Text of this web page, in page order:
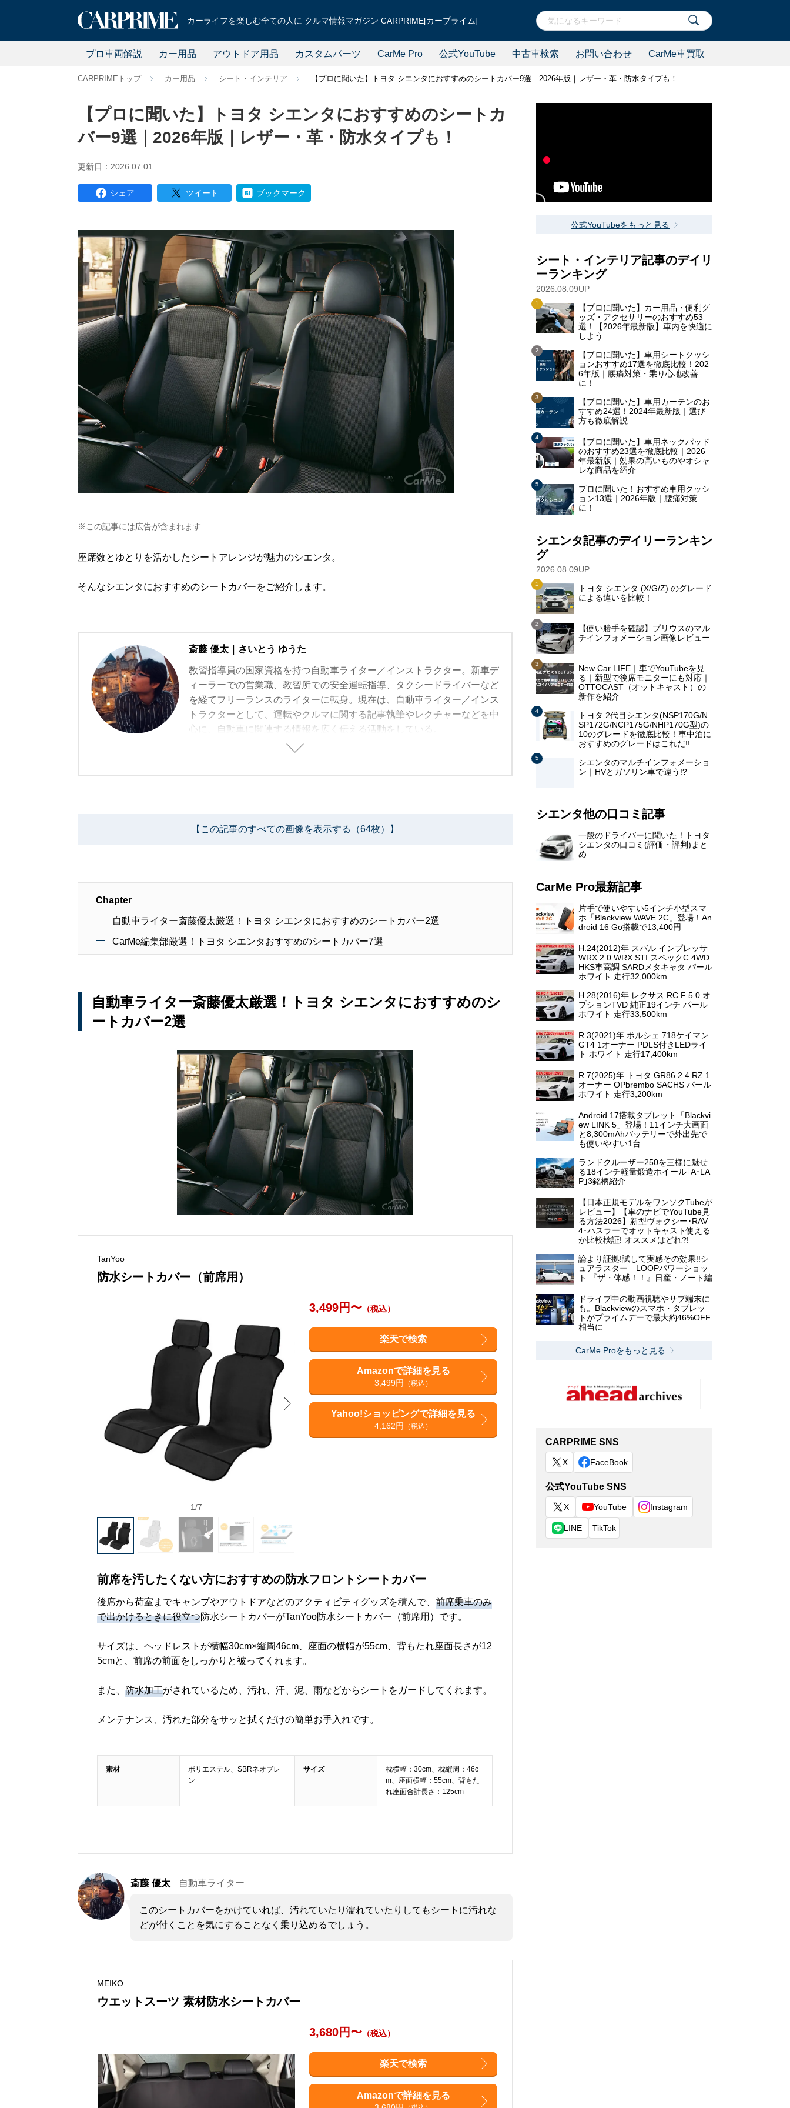
カーライフを楽しむ全ての人に クルマ情報マガジン CARPRIME[カープライム]
プロ車両解説 カー用品 アウトドア用品 カスタムパーツ CarMe Pro 公式YouTube 中古車検索 お問い合わせ CarMe車買取
CARPRIMEトップ カー用品 シート・インテリア 【プロに聞いた】トヨタ シエンタにおすすめのシートカバー9選｜2026年版｜レザー・革・防水タイプも！
【プロに聞いた】トヨタ シエンタにおすすめのシートカ
バー9選｜2026年版｜レザー・革・防水タイプも！
更新日：2026.07.01
シェア ツイート ブックマーク
※この記事には広告が含まれます
座席数とゆとりを活かしたシートアレンジが魅力のシエンタ。
そんなシエンタにおすすめのシートカバーをご紹介します。
斎藤 優太｜さいとう ゆうた
教習指導員の国家資格を持つ自動車ライター／インストラクター。新車デ
ィーラーでの営業職、教習所での安全運転指導、タクシードライバーなど
を経てフリーランスのライターに転身。現在は、自動車ライター／インス
トラクターとして、運転やクルマに関する記事執筆やレクチャーなどを中
心に、自動車に関連する情報を広く伝える活動をしている。
【この記事のすべての画像を表示する（64枚）】
Chapter
自動車ライター斎藤優太厳選！トヨタ シエンタにおすすめのシートカバー2選
CarMe編集部厳選！トヨタ シエンタおすすめのシートカバー7選
自動車ライター斎藤優太厳選！トヨタ シエンタにおすすめのシ
ートカバー2選
TanYoo
防水シートカバー（前席用）
1/7
3,499円〜 （税込）
楽天で検索
Amazonで詳細を見る
3,499円 （税込）
Yahoo!ショッピングで詳細を見る
4,162円 （税込）
前席を汚したくない方におすすめの防水フロントシートカバー
後席から荷室までキャンプやアウトドアなどのアクティビティグッズを積んで、 前席乗車のみ
で出かけるときに役立つ防水シートカバーがTanYoo防水シートカバー（前席用）です。
サイズは、ヘッドレストが横幅30cm×縦周46cm、座面の横幅が55cm、背もたれ座面長さが12
5cmと、前席の前面をしっかりと被ってくれます。
また、 防水加工がされているため、汚れ、汗、泥、雨などからシートをガードしてくれます。
メンテナンス、汚れた部分をサッと拭くだけの簡単お手入れです。
素材
ポリエステル、SBRネオブレ
ン
‎サイズ
枕横幅：30cm、枕縦周：46c
m、座面横幅：55cm、背もた
れ座面合計長さ：125cm
斎藤 優太 自動車ライター
このシートカバーをかけていれば、汚れていたり濡れていたりしてもシートに汚れな
どが付くことを気にすることなく乗り込めるでしょう。
MEIKO
ウエットスーツ 素材防水シートカバー
3,680円〜 （税込）
楽天で検索
Amazonで詳細を見る
公式YouTubeをもっと見る
シート・インテリア記事のデイリ
ーランキング
2026.08.09UP
【プロに聞いた】カー用品・便利グ
ッズ・アクセサリーのおすすめ53
選！【2026年最新版】車内を快適に
しよう
【プロに聞いた】車用シートクッシ
ョンおすすめ17選を徹底比較！202
6年版｜腰痛対策・乗り心地改善
に！
【プロに聞いた】車用カーテンのお
すすめ24選！2024年最新版｜選び
方も徹底解説
【プロに聞いた】車用ネックパッド
のおすすめ23選を徹底比較｜2026
年最新版｜効果の高いものやオシャ
レな商品を紹介
プロに聞いた！おすすめ車用クッシ
ョン13選｜2026年版｜腰痛対策
に！
シエンタ記事のデイリーランキン
グ
2026.08.09UP
トヨタ シエンタ (X/G/Z) のグレード
による違いを比較！
【使い勝手を確認】プリウスのマル
チインフォメーション画像レビュー
New Car LIFE｜車でYouTubeを見
る｜新型で後席モニターにも対応｜
OTTOCAST（オットキャスト）の
新作を紹介
トヨタ 2代目シエンタ(NSP170G/N
SP172G/NCP175G/NHP170G型)の
10のグレードを徹底比較！車中泊に
おすすめのグレードはこれだ!!
シエンタのマルチインフォメーショ
ン｜HVとガソリン車で違う!?
シエンタ他の口コミ記事
一般のドライバーに聞いた！トヨタ
シエンタの口コミ(評価・評判)まと
め
CarMe Pro最新記事
片手で使いやすい5インチ小型スマ
ホ「Blackview WAVE 2C」登場！An
droid 16 Go搭載で13,400円
H.24(2012)年 スバル インプレッサ
WRX 2.0 WRX STI スペックC 4WD
HKS車高調 SARDメタキャタ パール
ホワイト 走行32,000km
H.28(2016)年 レクサス RC F 5.0 オ
プションTVD 純正19インチ パール
ホワイト 走行33,500km
R.3(2021)年 ポルシェ 718ケイマン
GT4 1オーナー PDLS付きLEDライ
ト ホワイト 走行17,400km
R.7(2025)年 トヨタ GR86 2.4 RZ 1
オーナー OPbrembo SACHS パール
ホワイト 走行3,200km
Android 17搭載タブレット「Blackvi
ew LINK 5」登場！11インチ大画面
と8,300mAhバッテリーで外出先で
も使いやすい1台
ランドクルーザー250を三様に魅せ
る18インチ軽量鍛造ホイール｢A･LA
P｣3銘柄紹介
【日本正規モデルをワンソクTubeが
レビュー】【車のナビでYouTube見
る方法2026】新型ヴォクシー･RAV
4･ハスラーでオットキャスト使える
か比較検証! オススメはどれ?!
論より証拠!試して実感その効果!!シ
ュアラスター LOOPパワーショッ
ト 『ザ・体感！！』日産・ノート編
ドライブ中の動画視聴やサブ端末に
も。Blackviewのスマホ・タブレッ
トがプライムデーで最大約46%OFF
相当に
CarMe Proをもっと見る
CARPRIME SNS
X FaceBook
公式YouTube SNS
X YouTube Instagram
LINE TikTok